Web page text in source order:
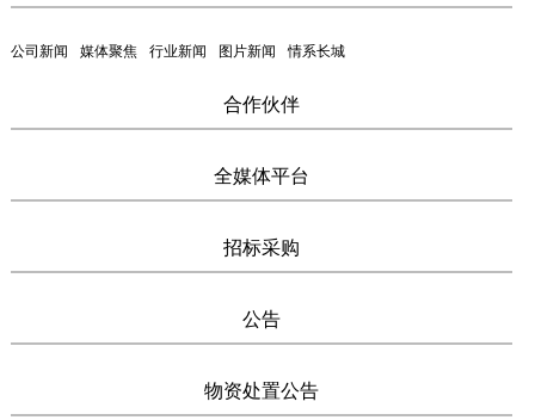
公司新闻 媒体聚焦 行业新闻 图片新闻 情系长城
合作伙伴
全媒体平台
招标采购
公告
物资处置公告